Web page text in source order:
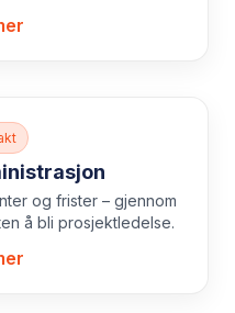
og frister – gjennom
å bli prosjektledelse.